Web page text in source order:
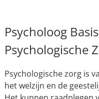
Psycholoog
Psychologische
Psychologische zorg is
het welzijn en de